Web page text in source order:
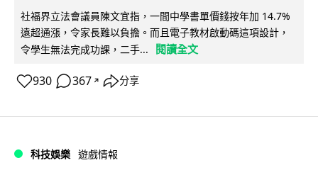
社福界立法會議員陳文宜指，一間中學書單價錢按年加 14.7%
遠超通漲，令家長難以負擔。而且電子教材啟動碼這項設計，
令學生無法完成功課，二手...
閱讀全文
930 367 ↗ 分享
科技娛樂 遊戲情報